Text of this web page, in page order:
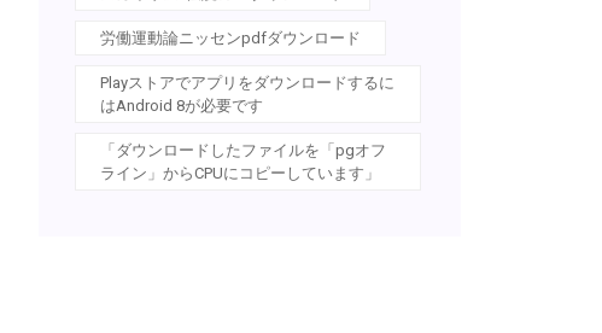
労働運動論ニッセンpdfダウンロード
Playストアでアプリをダウンロードするに
はAndroid 8が必要です
「ダウンロードしたファイルを「pgオフ
ライン」からCPUにコピーしています」